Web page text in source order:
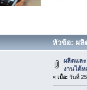
หัวข้อ: ผลิ
ผลิตแล
งานได้
« เมื่อ: วันที่